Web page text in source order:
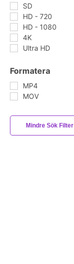
SD
HD - 720
HD - 1080
4K
Ultra HD
Formatera
MP4
MOV
Mindre Sök Filter